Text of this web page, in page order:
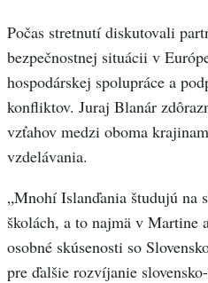
Počas stretnutí diskutovali
bezpečnostnej situácii v
hospodárskej spolupráce a
konfliktov. Juraj Blanár
vzťahov medzi oboma
vzdelávania.
„Mnohí Islanďania študujú na
školách, a to najmä v Martine
osobné skúsenosti so
pre ďalšie rozvíjanie